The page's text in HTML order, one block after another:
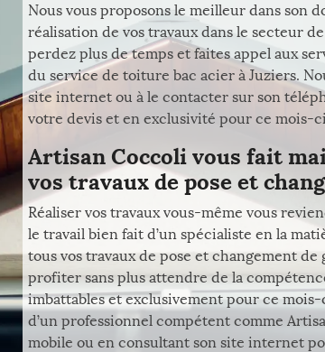
Nous vous proposons le meilleur dans son
réalisation de vos travaux dans le secteur
perdez plus de temps et faites appel aux
du service de toiture bac acier à Juziers.
site internet ou à le contacter sur son
votre devis et en exclusivité pour ce mois-
Artisan Coccoli vous fait
vos travaux de pose et
Réaliser vos travaux vous-même vous
le travail bien fait d’un spécialiste en la
tous vos travaux de pose et changement
profiter sans plus attendre de la
imbattables et exclusivement pour ce
d’un professionnel compétent comme
mobile ou en consultant son site internet